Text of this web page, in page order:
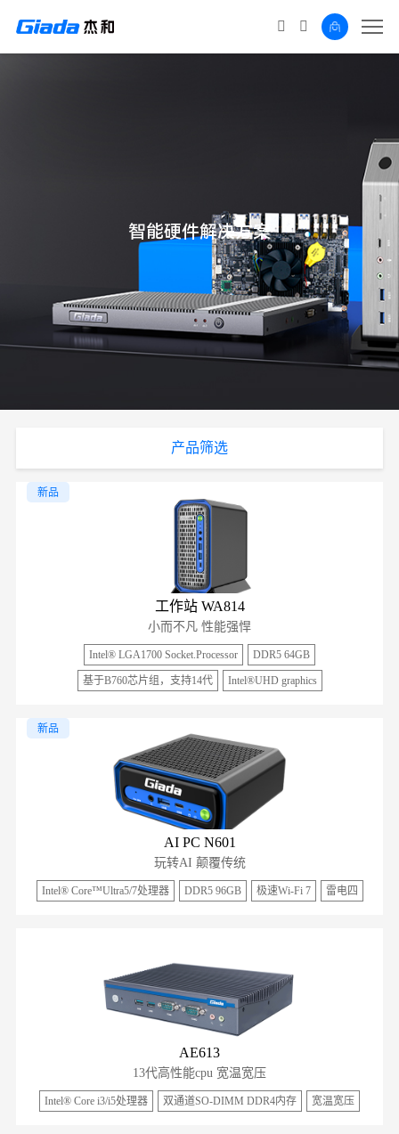
智能硬件解决方案
产品筛选
新品
工作站 WA814
小而不凡 性能强悍
Intel® LGA1700 Socket.Processor DDR5 64GB
基于B760芯片组，支持14代 Intel®UHD graphics
新品
AI PC N601
玩转AI 颠覆传统
Intel®Core™Ultra5/7处理器 DDR5 96GB 极速Wi-Fi 7 雷电四
AE613
13代高性能cpu 宽温宽压
Intel® Core i3/i5处理器 双通道SO-DIMM DDR4内存 宽温宽压